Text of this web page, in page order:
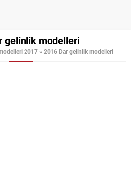
gelinlik modelleri
2017 » 2016 Dar gelinlik modelleri